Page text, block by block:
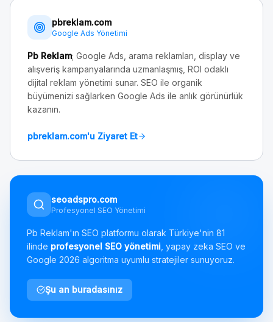
pbreklam.com
Google Ads Yönetimi
Pb Reklam; Google Ads, arama reklamları, display ve
alışveriş kampanyalarında uzmanlaşmış, ROI odaklı
dijital reklam yönetimi sunar. SEO ile organik
büyümenizi sağlarken Google Ads ile anlık görünürlük
kazanın.
pbreklam.com'u Ziyaret Et
seoadspro.com
Profesyonel SEO Yönetimi
Pb Reklam'ın SEO platformu olarak Türkiye'nin 81
ilinde profesyonel SEO yönetimi , yapay zeka SEO ve
Google 2026 algoritma uyumlu stratejiler sunuyoruz.
Şu an buradasınız